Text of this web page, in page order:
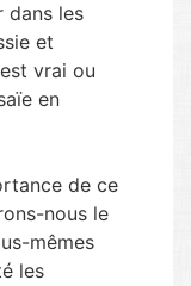
dans les
et
vrai ou
en
de ce
nous le
mêmes
les